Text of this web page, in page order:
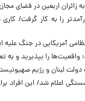
زائران اربعین در فضای
را به کار گرفت/
آمریکایی در جنگ علیه
واقعیت‌ها را بپذیرید و
لبنان و رژیم